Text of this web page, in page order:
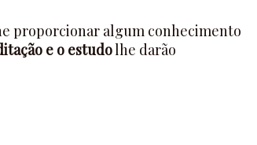
proporcionar algum conhecimento
e o estudolhe darão